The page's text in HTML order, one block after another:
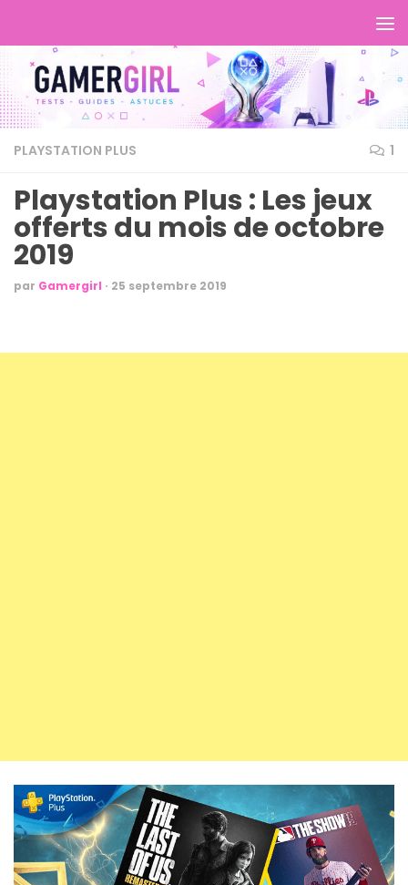
PLAYSTATION PLUS 1
Playstation Plus : Les jeux
offerts du mois de octobre
2019
par Gamergirl · 25 septembre 2019